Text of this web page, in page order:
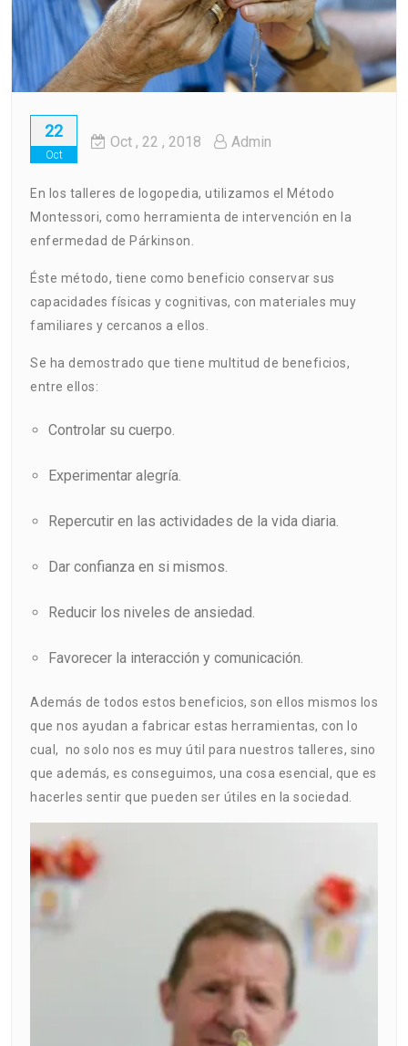
22
Oct
Oct , 22 , 2018 Admin
En los talleres de logopedia, utilizamos el Método
Montessori, como herramienta de intervención en la
enfermedad de Párkinson.
Éste método, tiene como beneficio conservar sus
capacidades físicas y cognitivas, con materiales muy
familiares y cercanos a ellos.
Se ha demostrado que tiene multitud de beneficios,
entre ellos:
Controlar su cuerpo.
Experimentar alegría.
Repercutir en las actividades de la vida diaria.
Dar confianza en si mismos.
Reducir los niveles de ansiedad.
Favorecer la interacción y comunicación.
Además de todos estos beneficios, son ellos mismos los
que nos ayudan a fabricar estas herramientas, con lo
cual, no solo nos es muy útil para nuestros talleres, sino
que además, es conseguimos, una cosa esencial, que es
hacerles sentir que pueden ser útiles en la sociedad.